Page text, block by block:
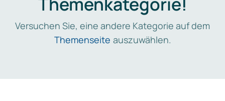
Versuchen Sie, eine andere Kategorie auf dem
Themenseite auszuwählen.